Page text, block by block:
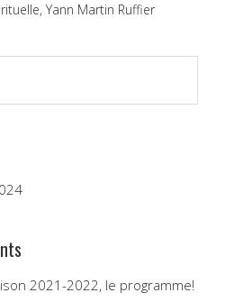
, Yann Martin Ruffier
2021-2022, le programme!